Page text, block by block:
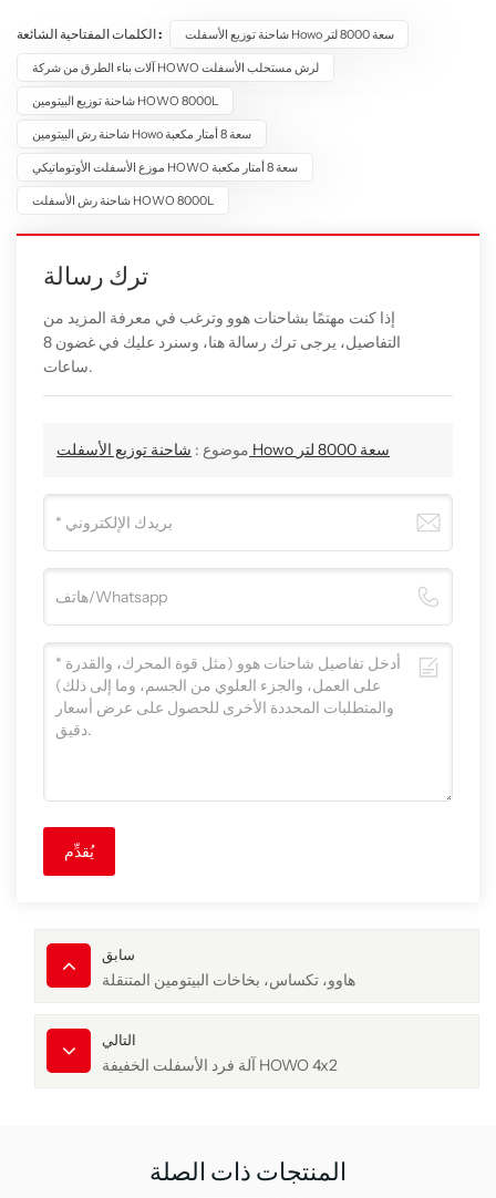
الكلمات المفتاحية الشائعة : شاحنة توزيع الأسفلت Howo سعة 8000 لتر
آلات بناء الطرق من شركة HOWO لرش مستحلب الأسفلت
شاحنة توزيع البيتومين HOWO 8000L
شاحنة رش البيتومين Howo سعة 8 أمتار مكعبة
موزع الأسفلت الأوتوماتيكي HOWO سعة 8 أمتار مكعبة
شاحنة رش الأسفلت HOWO 8000L
ترك رسالة
إذا كنت مهتمًا بشاحنات هوو وترغب في معرفة المزيد من
التفاصيل، يرجى ترك رسالة هنا، وسنرد عليك في غضون 8
ساعات.
موضوع : شاحنة توزيع الأسفلت Howo سعة 8000 لتر
يُقدِّم
سابق
هاوو، تكساس، بخاخات البيتومين المتنقلة
التالي
آلة فرد الأسفلت الخفيفة HOWO 4x2
المنتجات ذات الصلة